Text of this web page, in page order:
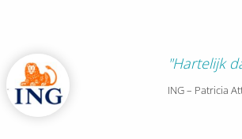
"Hartelijk
ING – Patricia